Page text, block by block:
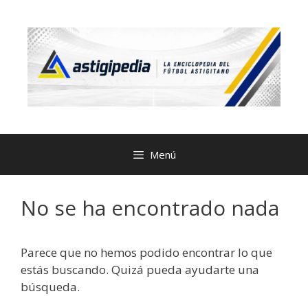
Menú
No se ha encontrado nada
Parece que no hemos podido encontrar lo que
estás buscando. Quizá pueda ayudarte una
búsqueda.